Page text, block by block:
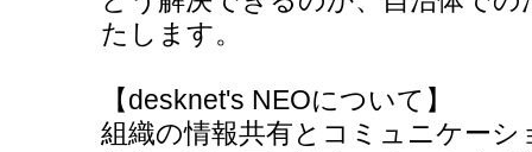
たします。
【desknet's NEOについて】
組織の情報共有とコミュニケーシ